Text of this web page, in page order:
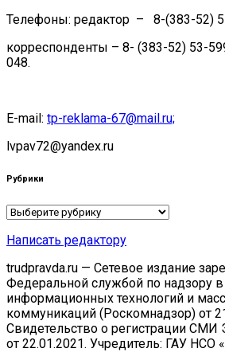
Телефоны: редактор – 8-(383-52)
корреспонденты – 8- (383-52) 53-
048.
E-mail: tp-reklama-67@mail.ru;
lvpav72@yandex.ru
Рубрики
Рубрики
Написать редактору
trudpravda.ru — Сетевое издание
Федеральной службой по надзору
информационных технологий и
коммуникаций (Роскомнадзор) от
Свидетельство о регистрации
от 22.01.2021. Учредитель: ГАУ НСО